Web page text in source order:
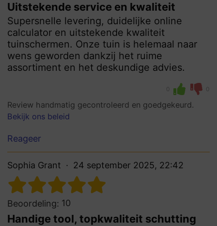
Uitstekende service en kwaliteit
Supersnelle levering, duidelijke online
calculator en uitstekende kwaliteit
tuinschermen. Onze tuin is helemaal naar
wens geworden dankzij het ruime
assortiment en het deskundige advies.
0 0
Review handmatig gecontroleerd en goedgekeurd.
Bekijk ons beleid
Reageer
Sophia Grant 24 september 2025, 22:42
Beoordeling: 10
Handige tool, topkwaliteit schutting